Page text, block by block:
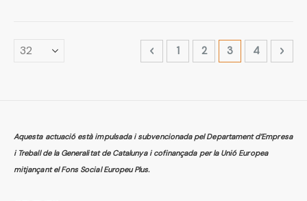
PagePage
AnteriorPage
1 Page
2 You're currently
3 Page
4 Page
Aquesta actuació està impulsada i subvencionada pel Departament d’Empresa
i Treball de la Generalitat de Catalunya i cofinançada per la Unió Europea
mitjançant el Fons Social Europeu Plus.